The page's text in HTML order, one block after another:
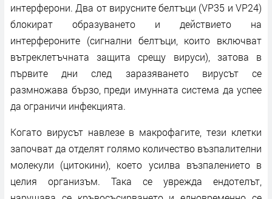
интерферони. Два от вирусните белтъци (VP35 и VP24)
блокират образуването и действието на
интерфероните (сигнални белтъци, които включват
вътреклетъчната защита срещу вируси), затова в
първите дни след заразяването вирусът се
размножава бързо, преди имунната система да успее
да ограничи инфекцията.
Когато вирусът навлезе в макрофагите, тези клетки
започват да отделят голямо количество възпалителни
молекули (цитокини), което усилва възпалението в
целия организъм. Така се уврежда ендотелът,